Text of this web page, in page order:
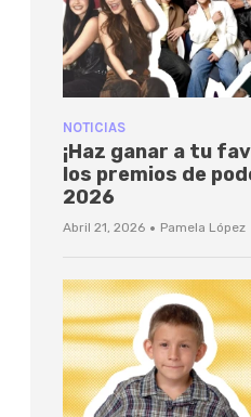
NOTICIAS
¡Haz ganar a tu
los premios de
2026
Abril 21, 2026 · Pamela López